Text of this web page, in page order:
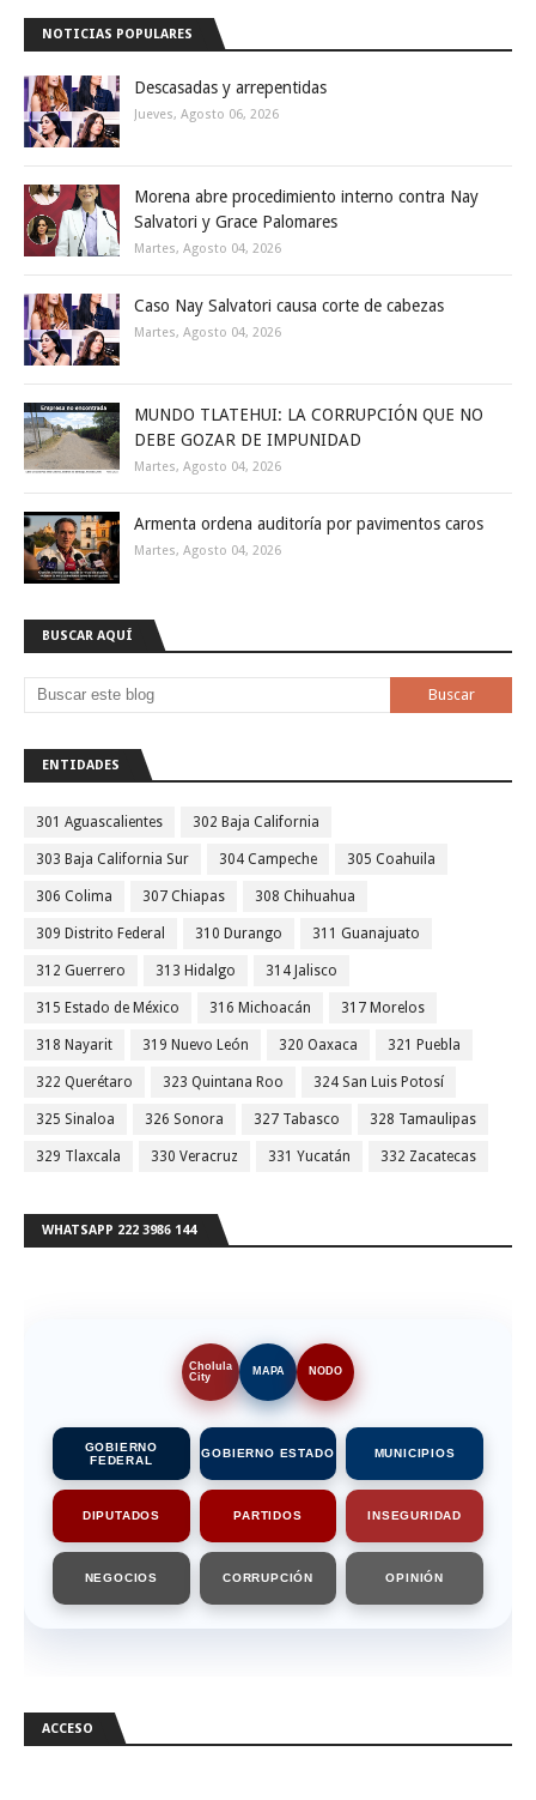
NOTICIAS POPULARES
Descasadas y arrepentidas
Jueves, Agosto 06, 2026
Morena abre procedimiento interno contra Nay
Salvatori y Grace Palomares
Martes, Agosto 04, 2026
Caso Nay Salvatori causa corte de cabezas
Martes, Agosto 04, 2026
MUNDO TLATEHUI: LA CORRUPCIÓN QUE NO
DEBE GOZAR DE IMPUNIDAD
Martes, Agosto 04, 2026
Armenta ordena auditoría por pavimentos caros
Martes, Agosto 04, 2026
BUSCAR AQUÍ
ENTIDADES
301 Aguascalientes 302 Baja California
303 Baja California Sur 304 Campeche 305 Coahuila
306 Colima 307 Chiapas 308 Chihuahua
309 Distrito Federal 310 Durango 311 Guanajuato
312 Guerrero 313 Hidalgo 314 Jalisco
315 Estado de México 316 Michoacán 317 Morelos
318 Nayarit 319 Nuevo León 320 Oaxaca 321 Puebla
322 Querétaro 323 Quintana Roo 324 San Luis Potosí
325 Sinaloa 326 Sonora 327 Tabasco 328 Tamaulipas
329 Tlaxcala 330 Veracruz 331 Yucatán 332 Zacatecas
WHATSAPP 222 3986 144
Cholula
City
MAPA NODO
GOBIERNO
FEDERAL
GOBIERNO ESTADO MUNICIPIOS
DIPUTADOS PARTIDOS INSEGURIDAD
NEGOCIOS CORRUPCIÓN OPINIÓN
ACCESO